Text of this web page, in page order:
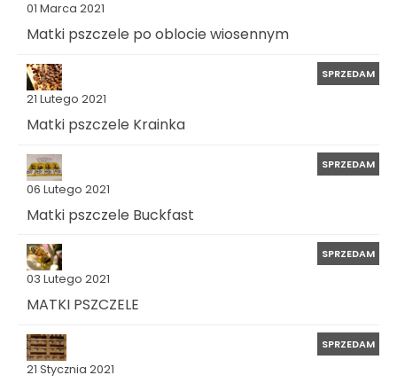
01 Marca 2021
Matki pszczele po oblocie wiosennym
21 Lutego 2021
SPRZEDAM
Matki pszczele Krainka
06 Lutego 2021
SPRZEDAM
Matki pszczele Buckfast
03 Lutego 2021
SPRZEDAM
MATKI PSZCZELE
21 Stycznia 2021
SPRZEDAM